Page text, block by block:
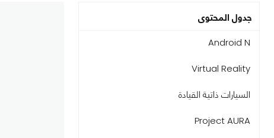
جدول المحتوى
Android N
Virtual Reality
السيارات ذاتية القيادة
Project AURA